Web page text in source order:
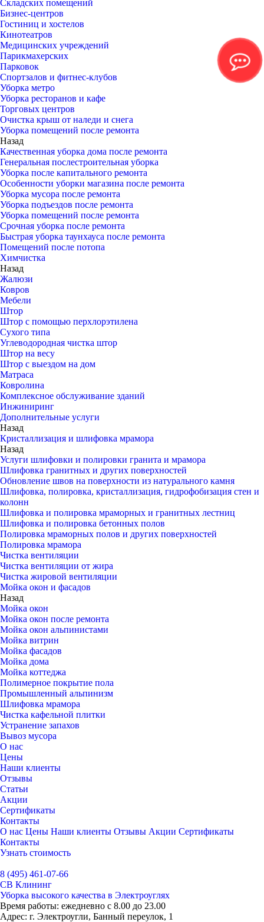
Складских помещений
Бизнес-центров
Гостиниц и хостелов
Кинотеатров
Медицинских учреждений
Парикмахерских
Парковок
Спортзалов и фитнес-клубов
Уборка метро
Уборка ресторанов и кафе
Торговых центров
Очистка крыш от наледи и снега
Уборка помещений после ремонта
Назад
Качественная уборка дома после ремонта
Генеральная послестроительная уборка
Уборка после капитального ремонта
Особенности уборки магазина после ремонта
Уборка мусора после ремонта
Уборка подъездов после ремонта
Уборка помещений после ремонта
Срочная уборка после ремонта
Быстрая уборка таунхауса после ремонта
Помещений после потопа
Химчистка
Назад
Жалюзи
Ковров
Мебели
Штор
Штор с помощью перхлорэтилена
Сухого типа
Углеводородная чистка штор
Штор на весу
Штор с выездом на дом
Матраса
Ковролина
Комплексное обслуживание зданий
Инжиниринг
Дополнительные услуги
Назад
Кристаллизация и шлифовка мрамора
Назад
Услуги шлифовки и полировки гранита и мрамора
Шлифовка гранитных и других поверхностей
Обновление швов на поверхности из натурального камня
Шлифовка, полировка, кристаллизация, гидрофобизация стен и
колонн
Шлифовка и полировка мраморных и гранитных лестниц
Шлифовка и полировка бетонных полов
Полировка мраморных полов и других поверхностей
Полировка мрамора
Чистка вентиляции
Чистка вентиляции от жира
Чистка жировой вентиляции
Мойка окон и фасадов
Назад
Мойка окон
Мойка окон после ремонта
Мойка окон альпинистами
Мойка витрин
Мойка фасадов
Мойка дома
Мойка коттеджа
Полимерное покрытие пола
Промышленный альпинизм
Шлифовка мрамора
Чистка кафельной плитки
Устранение запахов
Вывоз мусора
О нас
Цены
Наши клиенты
Отзывы
Статьи
Акции
Сертификаты
Контакты
О нас Цены Наши клиенты Отзывы Акции Сертификаты
Контакты
Узнать стоимость
8 (495) 461-07-66
СВ Клининг
Уборка высокого качества в Электроуглях
Время работы: ежедневно с 8.00 до 23.00
Адрес: г. Электроугли, Банный переулок, 1